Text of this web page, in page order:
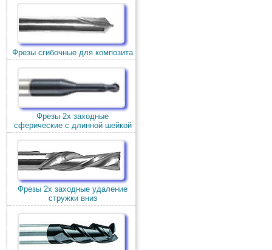
Фрезы сгибочные для композита
Фрезы 2х заходные
сферические с длинной шейкой
Фрезы 2х заходные удаление
стружки вниз